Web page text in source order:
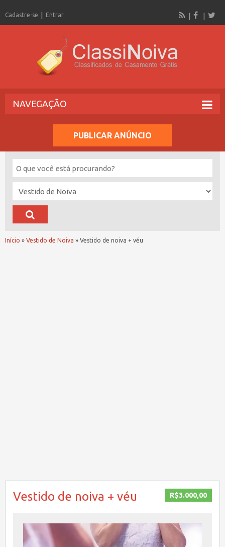
Cadastre-se Entrar
NAVEGAÇÃO
PUBLICAR ANÚNCIO
Início » Vestido de Noiva » Vestido de noiva + véu
R$3.000,00
Vestido de noiva + véu